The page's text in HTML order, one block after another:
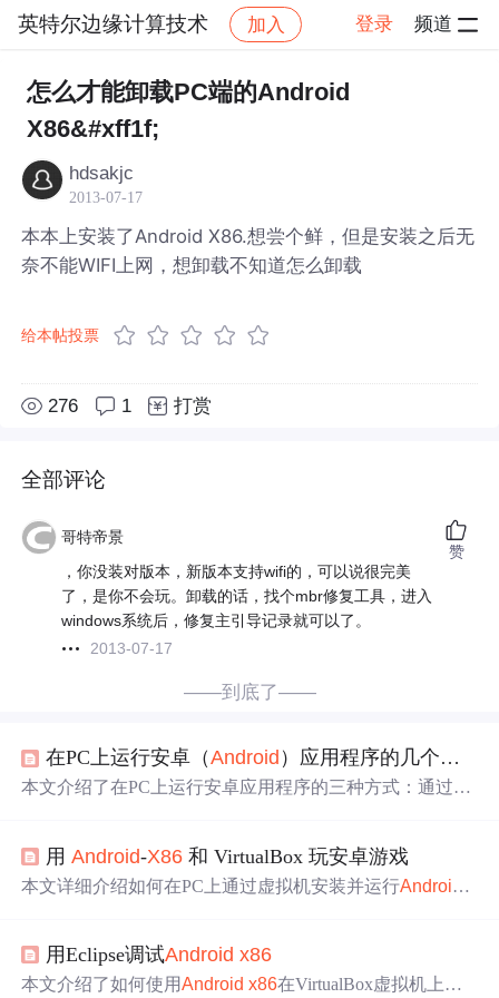
英特尔边缘计算技术 加入 登录 频道
社区 英特尔边缘计算技术 帖子详情
怎么才能卸载PC端的Android
X86&#xff1f;
hdsakjc
2013-07-17
本本上安装了Android X86.想尝个鲜，但是安装之后无
奈不能WIFI上网，想卸载不知道怎么卸载
给本帖投票
276 1 打赏
全部评论
哥特帝景
，你没装对版本，新版本支持wifi的，可以说很完美
了，是你不会玩。卸载的话，找个mbr修复工具，进入
windows系统后，修复主引导记录就可以了。
2013-07-17
赞
——到底了——
在PC上运行安卓（Android ）应用程序的几个方法
本文介绍了在PC上运行安卓应用程序的三种方式：通过模
VD、安装第三方模拟器如靠谱助手、蓝叠和天天模拟器，
以及在VMware或VirtualBox中安装Android x86系统。最后
用Android-X86 和 VirtualBox 玩安卓游戏
本文详细介绍如何在PC上通过虚拟机安装并运行Android-
用Eclipse调试Android x86
本文介绍了如何使用Android x86在VirtualBox虚拟机上搭